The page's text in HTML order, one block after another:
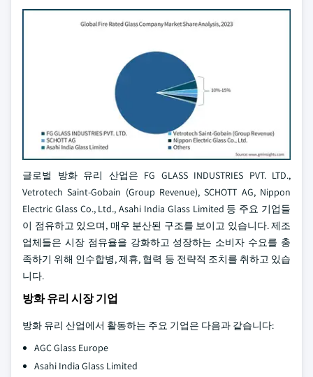
글로벌 방화 유리 산업은 FG GLASS INDUSTRIES PVT. LTD.,
Vetrotech Saint-Gobain (Group Revenue), SCHOTT AG, Nippon
Electric Glass Co., Ltd., Asahi India Glass Limited 등 주요 기업들
이 점유하고 있으며, 매우 분산된 구조를 보이고 있습니다. 제조
업체들은 시장 점유율을 강화하고 성장하는 소비자 수요를 충
족하기 위해 인수합병, 제휴, 협력 등 전략적 조치를 취하고 있습
니다.
방화 유리 시장 기업
방화 유리 산업에서 활동하는 주요 기업은 다음과 같습니다:
AGC Glass Europe
Asahi India Glass Limited